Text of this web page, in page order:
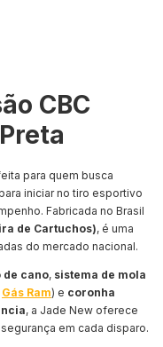
CBC
para quem busca
iniciar no tiro esportivo
Fabricada no Brasil
de Cartuchos), é uma
do mercado nacional.
de cano, sistema de mola
Gás Ram) e coronha
, a Jade New oferece
em cada disparo.